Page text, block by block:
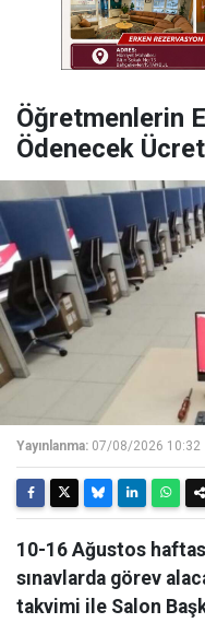
Öğretmenlerin
Ödenecek
Yayınlanma: 07/08/2026 10:32
10-16 Ağustos
sınavlarda görev
takvimi ile Salon